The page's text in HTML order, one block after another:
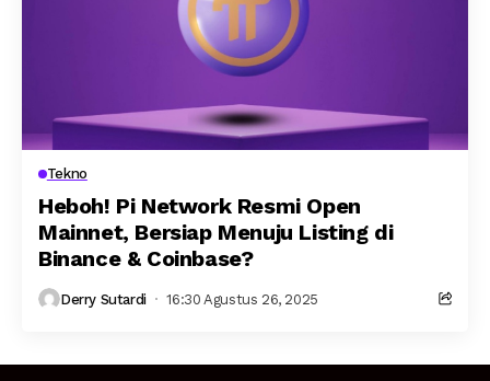
Tekno
Heboh! Pi Network Resmi Open
Mainnet, Bersiap Menuju Listing di
Binance & Coinbase?
Derry Sutardi 16:30 Agustus 26, 2025